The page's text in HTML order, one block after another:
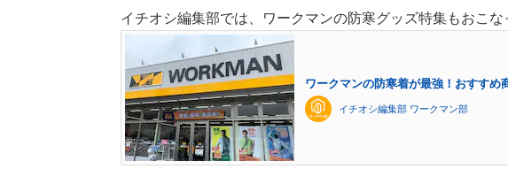
イチオシ編集部では、ワークマンの防寒グッズ特集もおこな
ワークマンの防寒着が最強！おすすめ
イチオシ編集部 ワークマン部